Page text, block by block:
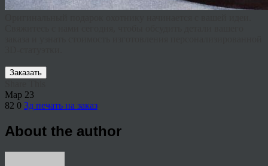
Заказать
Мар 23
82 0 3д печать на заказ
About the author